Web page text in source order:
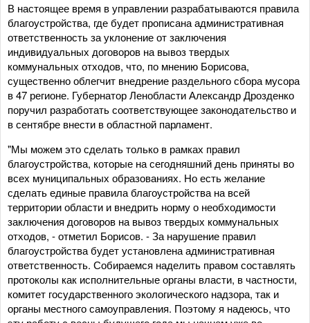
В настоящее время в управлении разрабатываются правила
благоустройства, где будет прописана административная
ответственность за уклонение от заключения
индивидуальных договоров на вывоз твердых
коммунальных отходов, что, по мнению Борисова,
существенно облегчит внедрение раздельного сбора мусора
в 47 регионе. Губернатор Ленобласти Александр Дрозденко
поручил разработать соответствующее законодательство и
в сентябре внести в областной парламент.
"Мы можем это сделать только в рамках правил
благоустройства, которые на сегодняшний день приняты во
всех муниципальных образованиях. Но есть желание
сделать единые правила благоустройства на всей
территории области и внедрить норму о необходимости
заключения договоров на вывоз твердых коммунальных
отходов, - отметил Борисов. - За нарушение правил
благоустройства будет установлена административная
ответственность. Собираемся наделить правом составлять
протоколы как исполнительные органы власти, в частности,
комитет государственного экологического надзора, так и
органы местного самоуправления. Поэтому я надеюсь, что